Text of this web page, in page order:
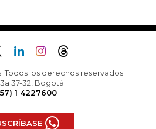
Todos los derechos reservados.
37-32, Bogotá
1 4227600